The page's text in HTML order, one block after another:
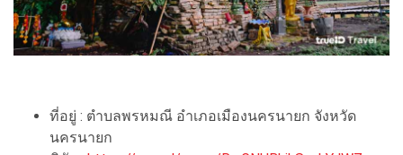
ที่อยู่ : ตำบลพรหมณี อำเภอเมืองนครนายก จังหวัด
นครนายก